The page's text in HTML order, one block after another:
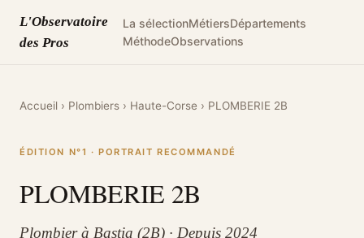
L'Observatoire
des Pros
La sélectionMétiersDépartements
MéthodeObservations
Accueil › Plombiers › Haute-Corse › PLOMBERIE 2B
ÉDITION N°1 · PORTRAIT RECOMMANDÉ
PLOMBERIE 2B
Plombier à Bastia (2B) · Depuis 2024